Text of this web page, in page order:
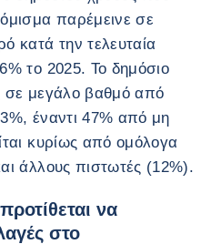
παρέμεινε σε
κατά την τελευταία
το 2025. Το δημόσιο
σε μεγάλο βαθμό από
έναντι 47% από μη
κυρίως από ομόλογα
άλλους πιστωτές (12%).
να
στο